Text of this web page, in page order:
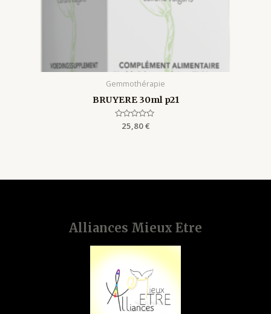
Gemmothérapie
BRUYERE 30ml p21
Rated
25,80€
Alliances Mieux Etre